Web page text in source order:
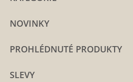
NOVINKY
PROHLÉDNUTÉ PRODUKTY
SLEVY